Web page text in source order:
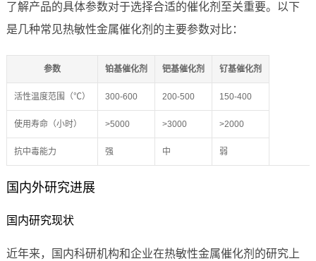
了解产品的具体参数对于选择合适的催化剂至关重要。以下
是几种常见热敏性金属催化剂的主要参数对比：
参数 铂基催化剂 钯基催化剂 钌基催化剂
活性温度范围（℃） 300-600 200-500 150-400
使用寿命（小时） >5000 >3000 >2000
抗中毒能力 强 中 弱
国内外研究进展
国内研究现状
近年来，国内科研机构和企业在热敏性金属催化剂的研究上